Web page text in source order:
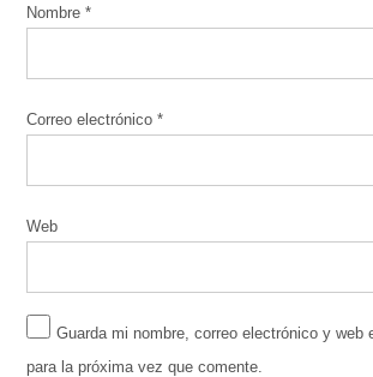
Nombre*
Correo electrónico*
Web
Guarda mi nombre, correo electrónico y web
para la próxima vez que comente.